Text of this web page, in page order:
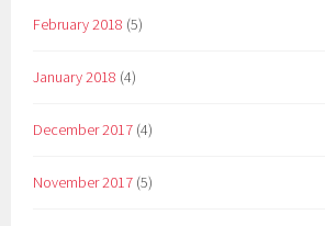
February 2018 (5)
January 2018 (4)
December 2017 (4)
November 2017 (5)